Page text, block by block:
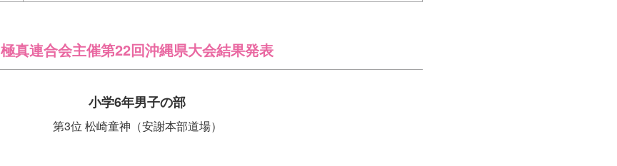
極真連合会主催第22回沖縄県大会結果発表
小学6年男子の部
第3位 松崎童神（安謝本部道場）